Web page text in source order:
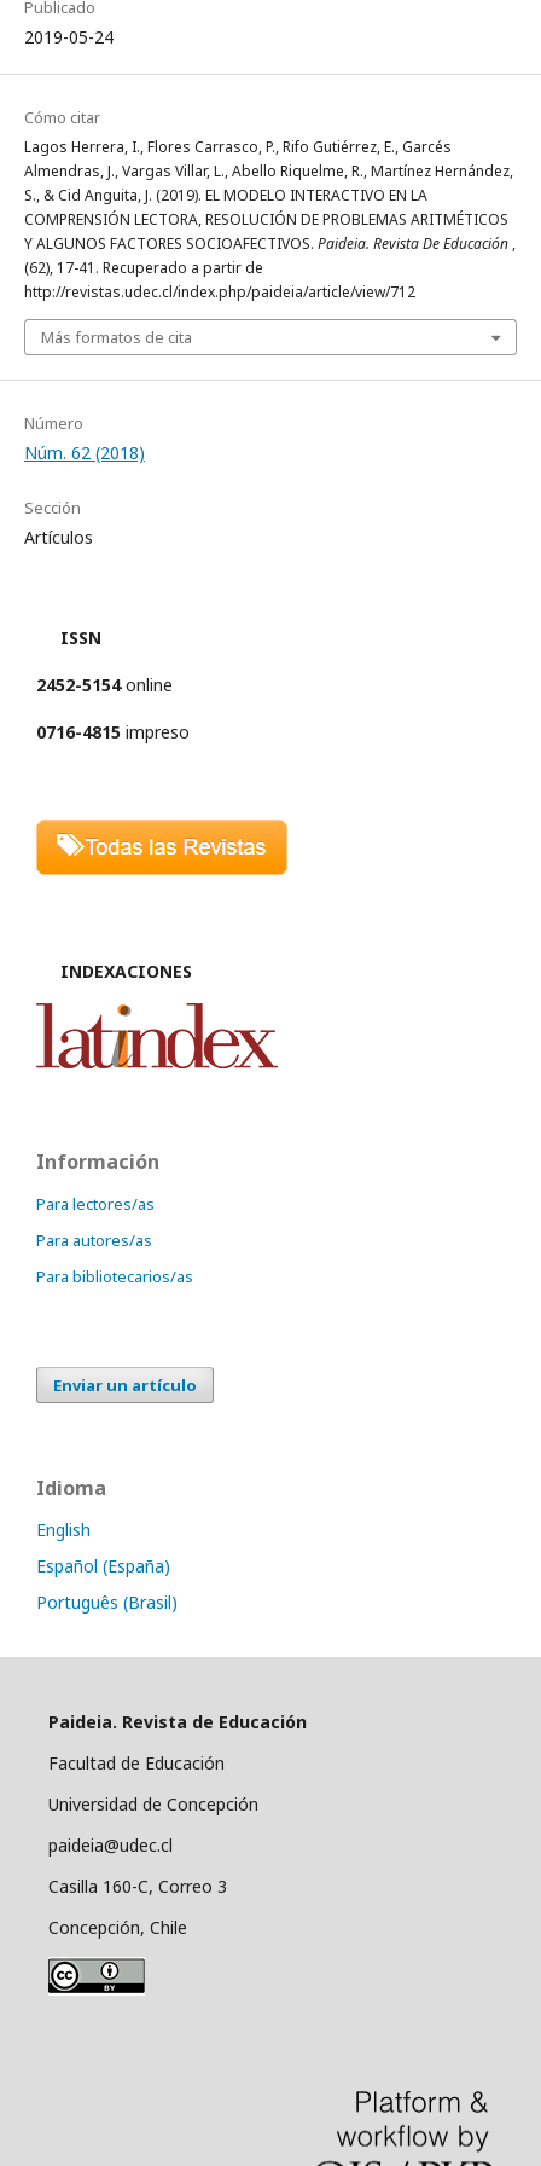
Publicado
2019-05-24
Cómo citar
Lagos Herrera, I., Flores Carrasco, P., Rifo Gutiérrez, E., Garcés
Almendras, J., Vargas Villar, L., Abello Riquelme, R., Martínez Hernández,
S., & Cid Anguita, J. (2019). EL MODELO INTERACTIVO EN LA
COMPRENSIÓN LECTORA, RESOLUCIÓN DE PROBLEMAS ARITMÉTICOS
Y ALGUNOS FACTORES SOCIOAFECTIVOS. Paideia. Revista De Educación ,
(62), 17-41. Recuperado a partir de
http://revistas.udec.cl/index.php/paideia/article/view/712
Más formatos de cita
Número
Núm. 62 (2018)
Sección
Artículos
ISSN
2452-5154online
0716-4815 impreso
INDEXACIONES
Información
Para lectores/as
Para autores/as
Para bibliotecarios/as
Enviar un artículo
Idioma
English
Español (España)
Português (Brasil)
Paideia. Revista de Educación
Facultad de Educación
Universidad de Concepción
paideia@udec.cl
Casilla 160-C, Correo 3
Concepción, Chile